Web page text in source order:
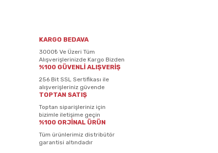
KARGO BEDAVA
3000₺ Ve Üzeri Tüm
Alışverişlerinizde Kargo Bizden
%100 GÜVENLİ ALIŞVERİŞ
256 Bit SSL Sertifikası ile
alışverişleriniz güvende
TOPTAN SATIŞ
Toptan siparişleriniz için
bizimle iletişime geçin
%100 ORJİNAL ÜRÜN
Tüm ürünlerimiz distribütör
garantisi altındadır